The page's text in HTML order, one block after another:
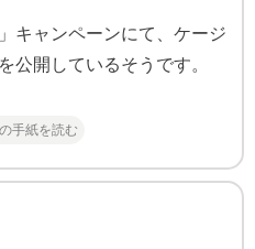
ャンペーンにて、ケージ
公開しているそうです。
手紙を読む